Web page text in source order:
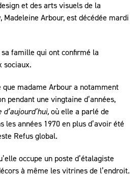
et des arts visuels de la
Madeleine Arbour, est décédée mardi
famille qui ont confirmé la
sociaux.
que madame Arbour a notamment
pendant une vingtaine d’années,
d’aujourd’hui,où elle a parlé de
les années 1970 en plus d’avoir été
Refus global.
occupe un poste d’étalagiste
à même les vitrines de l’endroit.